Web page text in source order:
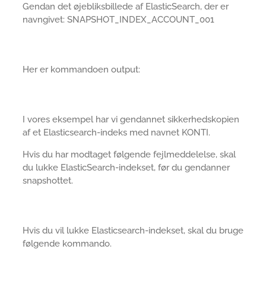
Gendan det øjebliksbillede af ElasticSearch, der er
navngivet: SNAPSHOT_INDEX_ACCOUNT_001
Her er kommandoen output:
I vores eksempel har vi gendannet sikkerhedskopien
af et Elasticsearch-indeks med navnet KONTI.
Hvis du har modtaget følgende fejlmeddelelse, skal
du lukke ElasticSearch-indekset, før du gendanner
snapshottet.
Hvis du vil lukke Elasticsearch-indekset, skal du bruge
følgende kommando.